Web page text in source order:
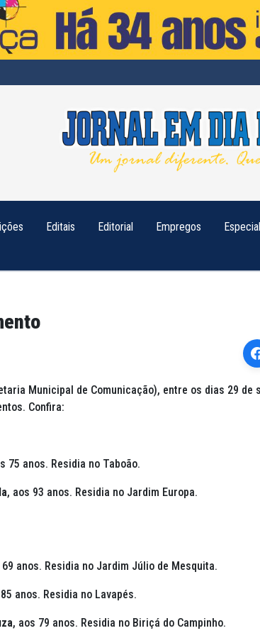
Editais Editorial Empregos Especial
Municipal de Comunicação), entre os dias 29 de
Confira:
75 anos. Residia no Taboão.
, aos 93 anos. Residia no Jardim Europa.
69 anos. Residia no Jardim Júlio de Mesquita.
anos. Residia no Lavapés.
, aos 79 anos. Residia no Biriçá do Campinho.